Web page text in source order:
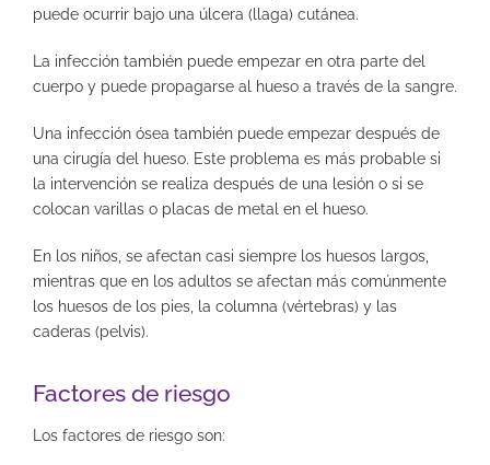
puede ocurrir bajo una úlcera (llaga) cutánea.
La infección también puede empezar en otra parte del
cuerpo y puede propagarse al hueso a través de la sangre.
Una infección ósea también puede empezar después de
una cirugía del hueso. Este problema es más probable si
la intervención se realiza después de una lesión o si se
colocan varillas o placas de metal en el hueso.
En los niños, se afectan casi siempre los huesos largos,
mientras que en los adultos se afectan más comúnmente
los huesos de los pies, la columna (vértebras) y las
caderas (pelvis).
Factores de riesgo
Los factores de riesgo son: